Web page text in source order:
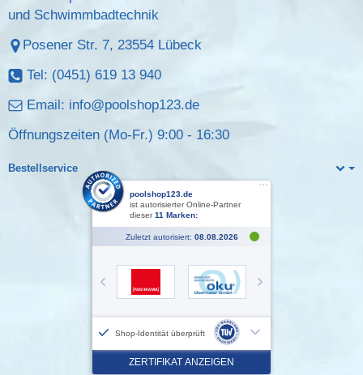
und Schwimmbadtechnik
Posener Str. 7, 23554 Lübeck
Tel: (0451) 619 13 940
Email: info@poolshop123.de
Öffnungszeiten (Mo-Fr.) 9:00 - 16:30
Bestellservice